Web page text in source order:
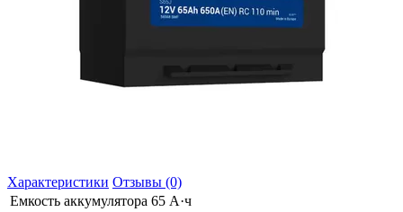
Характеристики Отзывы (0)
Емкость аккумулятора 65 А·ч